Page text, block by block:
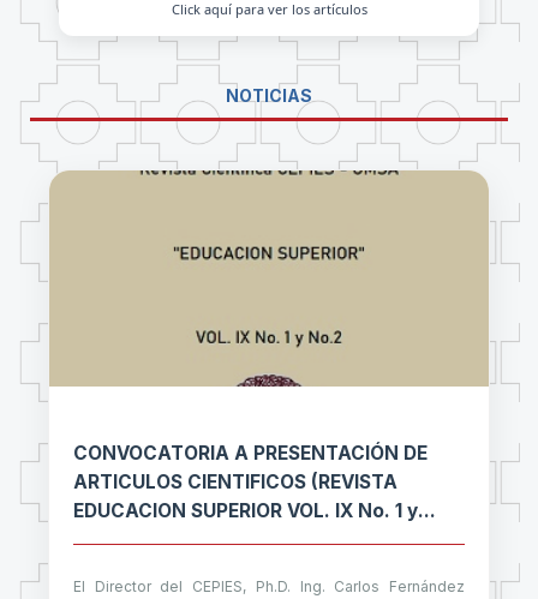
Click aquí para ver los artículos
NOTICIAS
CONVOCATORIA A PRESENTACIÓN DE
ARTICULOS CIENTIFICOS (REVISTA
EDUCACION SUPERIOR VOL. IX No. 1 y
No.2)
El Director del CEPIES, Ph.D. Ing. Carlos Fernández